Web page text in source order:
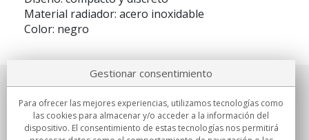
Material radiador: acero inoxidable
Color: negro
Sobre nosotros
Compromisos
Gestionar consentimiento
Para ofrecer las mejores experiencias, utilizamos tecnologías como
las cookies para almacenar y/o acceder a la información del
dispositivo. El consentimiento de estas tecnologías nos permitirá